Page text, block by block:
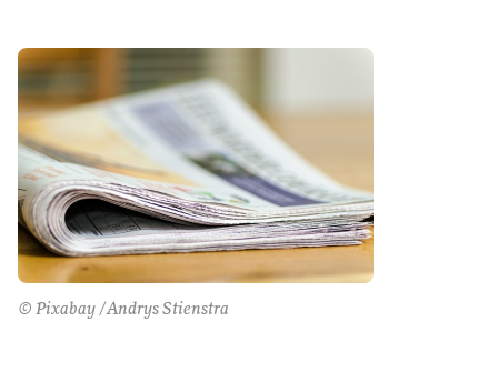
© Pixabay /Andrys Stienstra